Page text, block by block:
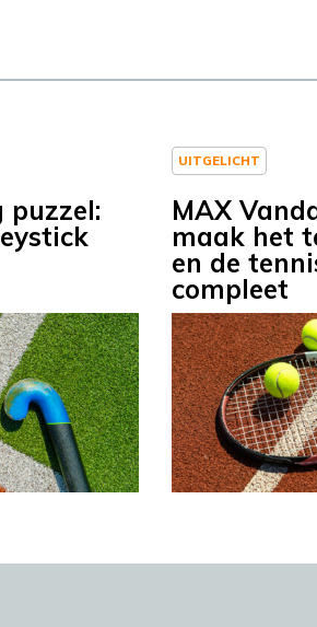
puzzel:
UITGELICHT
MAX
maak het
en de
compleet